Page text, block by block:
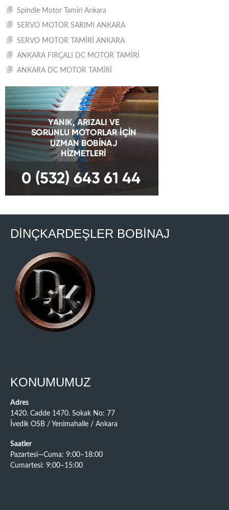
Spindle Motor Tamiri Ankara
SERVO MOTOR SARIMI ANKARA
SERVO MOTOR TAMİRİ ANKARA
ANKARA FIRÇALI DC MOTOR TAMİRİ
ANKARA DC MOTOR TAMİRİ
DİNÇKARDEŞLER BOBİNAJ
KONUMUMUZ
Adres
1420. Cadde 1470. Sokak No: 77
İvedik OSB / Yenimahalle / Ankara
Saatler
Pazartesi—Cuma: 9:00–18:00
Cumartesi: 9:00–15:00